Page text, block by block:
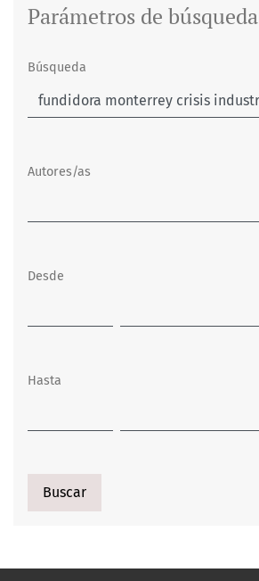
Parámetros de búsqueda
Búsqueda
Autores/as
Desde
Hasta
Buscar